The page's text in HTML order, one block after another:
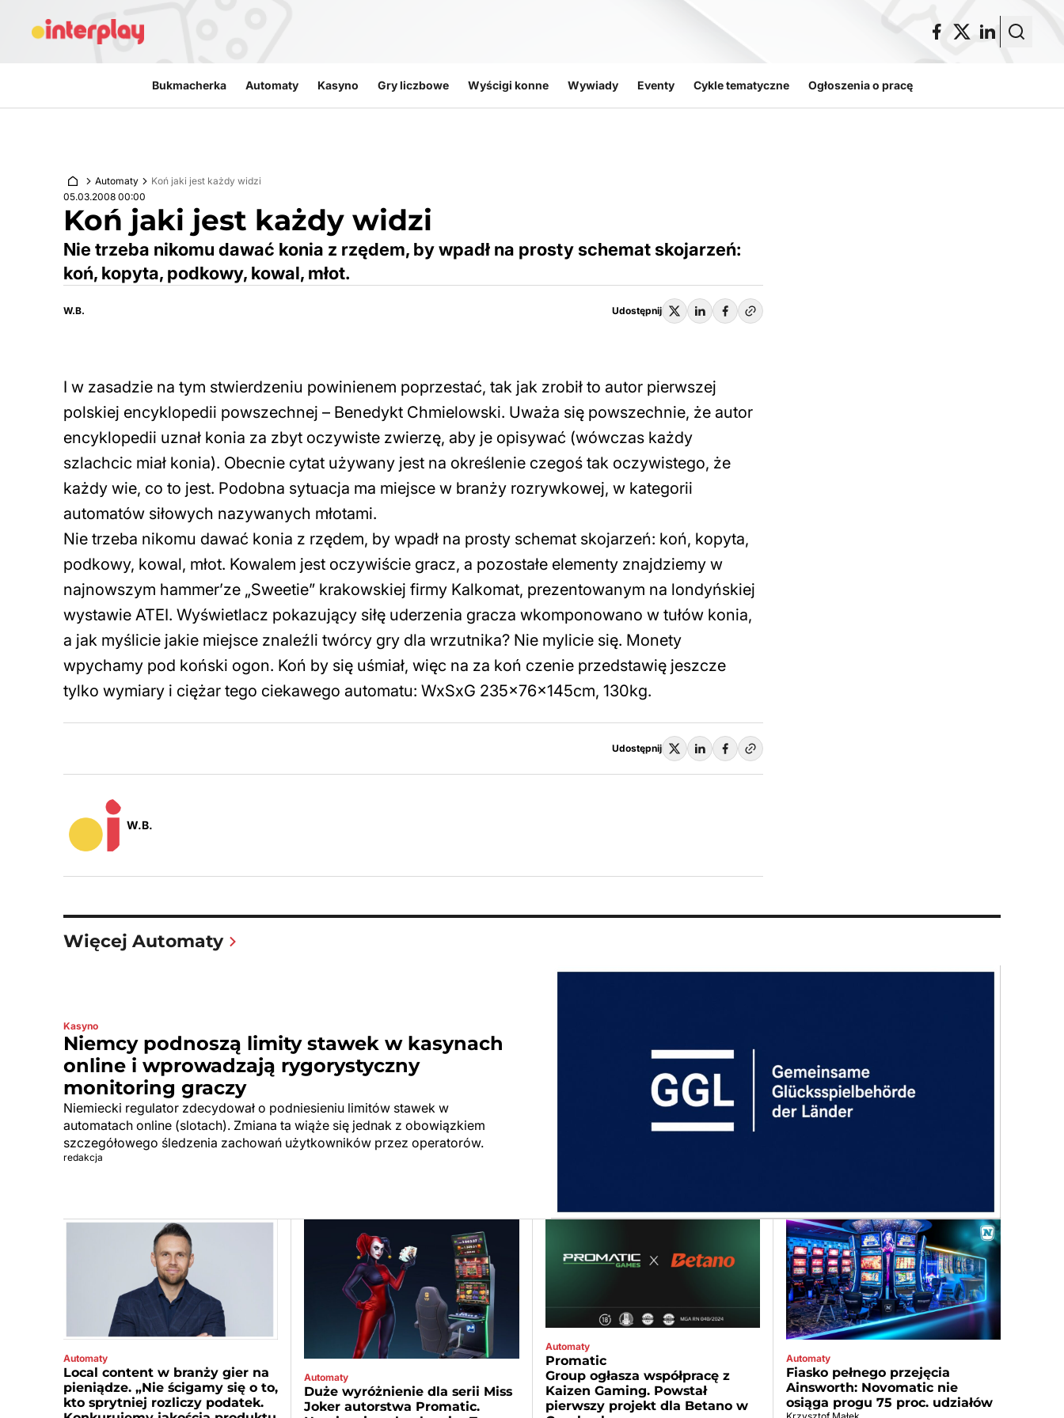
Bukmacherka Automaty Kasyno Gry liczbowe Wyścigi konne Wywiady Eventy Cykle tematyczne Ogłoszenia o pracę
Automaty
Koń jaki jest każdy widzi
05.03.2008 00:00
Koń jaki jest każdy widzi
Nie trzeba nikomu dawać konia z rzędem, by wpadł na prosty schemat skojarzeń:
koń, kopyta, podkowy, kowal, młot.
W.B. Udostępnij
I w zasadzie na tym stwierdzeniu powinienem poprzestać, tak jak zrobił to autor pierwszej
polskiej encyklopedii powszechnej – Benedykt Chmielowski. Uważa się powszechnie, że autor
encyklopedii uznał konia za zbyt oczywiste zwierzę, aby je opisywać (wówczas każdy
szlachcic miał konia). Obecnie cytat używany jest na określenie czegoś tak oczywistego, że
każdy wie, co to jest. Podobna sytuacja ma miejsce w branży rozrywkowej, w kategorii
automatów siłowych nazywanych młotami.
Nie trzeba nikomu dawać konia z rzędem, by wpadł na prosty schemat skojarzeń: koń, kopyta,
podkowy, kowal, młot. Kowalem jest oczywiście gracz, a pozostałe elementy znajdziemy w
najnowszym hammer’ze „Sweetie” krakowskiej firmy Kalkomat, prezentowanym na londyńskiej
wystawie ATEI. Wyświetlacz pokazujący siłę uderzenia gracza wkomponowano w tułów konia,
a jak myślicie jakie miejsce znaleźli twórcy gry dla wrzutnika? Nie mylicie się. Monety
wpychamy pod koński ogon. Koń by się uśmiał, więc na za koń czenie przedstawię jeszcze
tylko wymiary i ciężar tego ciekawego automatu: WxSxG 235x76x145cm, 130kg.
Udostępnij
W.B.
Więcej Automaty
Kasyno
Niemcy podnoszą limity stawek w kasynach
online i wprowadzają rygorystyczny
monitoring graczy
Niemiecki regulator zdecydował o podniesieniu limitów stawek w
automatach online (slotach). Zmiana ta wiąże się jednak z obowiązkiem
szczegółowego śledzenia zachowań użytkowników przez operatorów.
redakcja
Automaty
Local content w branży gier na
pieniądze. „Nie ścigamy się o to,
kto sprytniej rozliczy podatek.
Automaty
Duże wyróżnienie dla serii Miss
Joker autorstwa Promatic.
Automaty
Promatic
Group ogłasza współpracę z
Kaizen Gaming. Powstał
pierwszy projekt dla Betano w
Automaty
Fiasko pełnego przejęcia
Ainsworth: Novomatic nie
osiąga progu 75 proc. udziałów